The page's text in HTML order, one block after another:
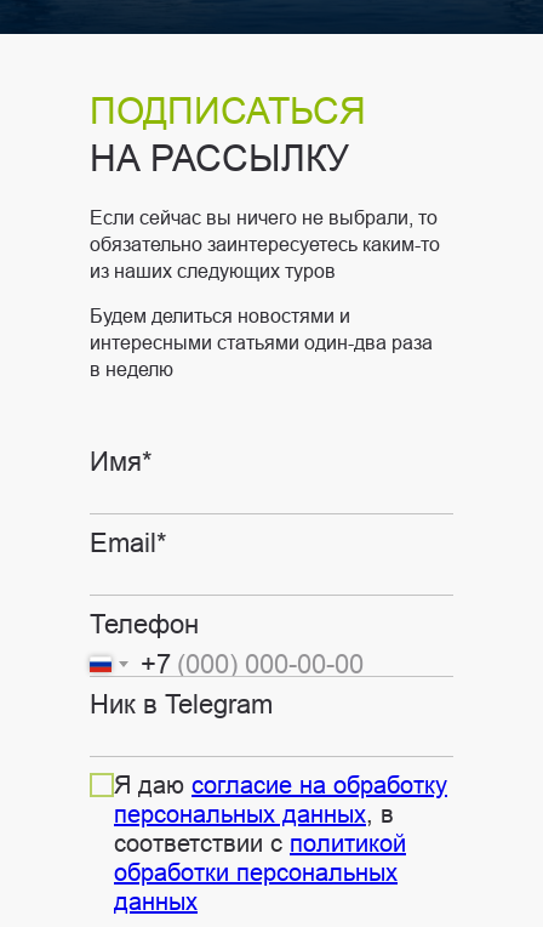
ПОДПИСАТЬСЯ
НА РАССЫЛКУ
Если сейчас вы ничего не выбрали, то
обязательно заинтересуетесь каким-то
из наших следующих туров
Имя*
Email*
Телефон
+7
Ник в Telegram
Я даю согласие на обработку
персональных данных, в
соответствии с политикой
обработки персональных
данных
Будем делиться новостями и
интересными статьями один-два раза
в неделю